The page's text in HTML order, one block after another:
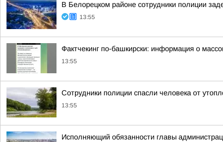
В Белорецком районе сотрудники полиции
13:55
Фактчекинг по-башкирски: информация о
13:55
Сотрудники полиции спасли человека от
13:55
Исполняющий обязанности главы